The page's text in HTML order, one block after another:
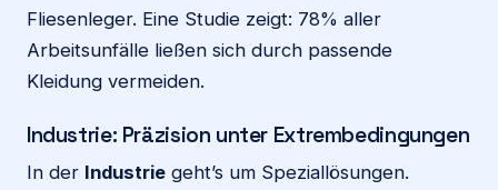
Fliesenleger. Eine Studie zeigt: 78% aller
Arbeitsunfälle ließen sich durch passende
Kleidung vermeiden.
Industrie: Präzision unter Extrembedingungen
In der Industrie geht’s um Speziallösungen.